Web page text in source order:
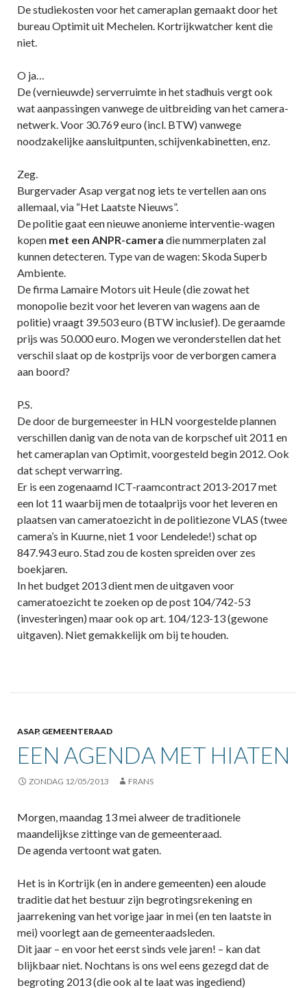
De studiekosten voor het cameraplan gemaakt door het
bureau Optimit uit Mechelen. Kortrijkwatcher kent die
niet.
O ja…
De (vernieuwde) serverruimte in het stadhuis vergt ook
wat aanpassingen vanwege de uitbreiding van het camera-
netwerk. Voor 30.769 euro (incl. BTW) vanwege
noodzakelijke aansluitpunten, schijvenkabinetten, enz.
Zeg.
Burgervader Asap vergat nog iets te vertellen aan ons
allemaal, via “Het Laatste Nieuws”.
De politie gaat een nieuwe anonieme interventie-wagen
kopen met een ANPR-camera die nummerplaten zal
kunnen detecteren. Type van de wagen: Skoda Superb
Ambiente.
De firma Lamaire Motors uit Heule (die zowat het
monopolie bezit voor het leveren van wagens aan de
politie) vraagt 39.503 euro (BTW inclusief). De geraamde
prijs was 50.000 euro. Mogen we veronderstellen dat het
verschil slaat op de kostprijs voor de verborgen camera
aan boord?
P.S.
De door de burgemeester in HLN voorgestelde plannen
verschillen danig van de nota van de korpschef uit 2011 en
het cameraplan van Optimit, voorgesteld begin 2012. Ook
dat schept verwarring.
Er is een zogenaamd ICT-raamcontract 2013-2017 met
een lot 11 waarbij men de totaalprijs voor het leveren en
plaatsen van cameratoezicht in de politiezone VLAS (twee
camera’s in Kuurne, niet 1 voor Lendelede!) schat op
847.943 euro. Stad zou de kosten spreiden over zes
boekjaren.
In het budget 2013 dient men de uitgaven voor
cameratoezicht te zoeken op de post 104/742-53
(investeringen) maar ook op art. 104/123-13 (gewone
uitgaven). Niet gemakkelijk om bij te houden.
ASAP, GEMEENTERAAD
EEN AGENDA MET HIATEN
ZONDAG 12/05/2013 FRANS
Morgen, maandag 13 mei alweer de traditionele
maandelijkse zittinge van de gemeenteraad.
De agenda vertoont wat gaten.
Het is in Kortrijk (en in andere gemeenten) een aloude
traditie dat het bestuur zijn begrotingsrekening en
jaarrekening van het vorige jaar in mei (en ten laatste in
mei) voorlegt aan de gemeenteraadsleden.
Dit jaar – en voor het eerst sinds vele jaren! – kan dat
blijkbaar niet. Nochtans is ons wel eens gezegd dat de
begroting 2013 (die ook al te laat was ingediend)